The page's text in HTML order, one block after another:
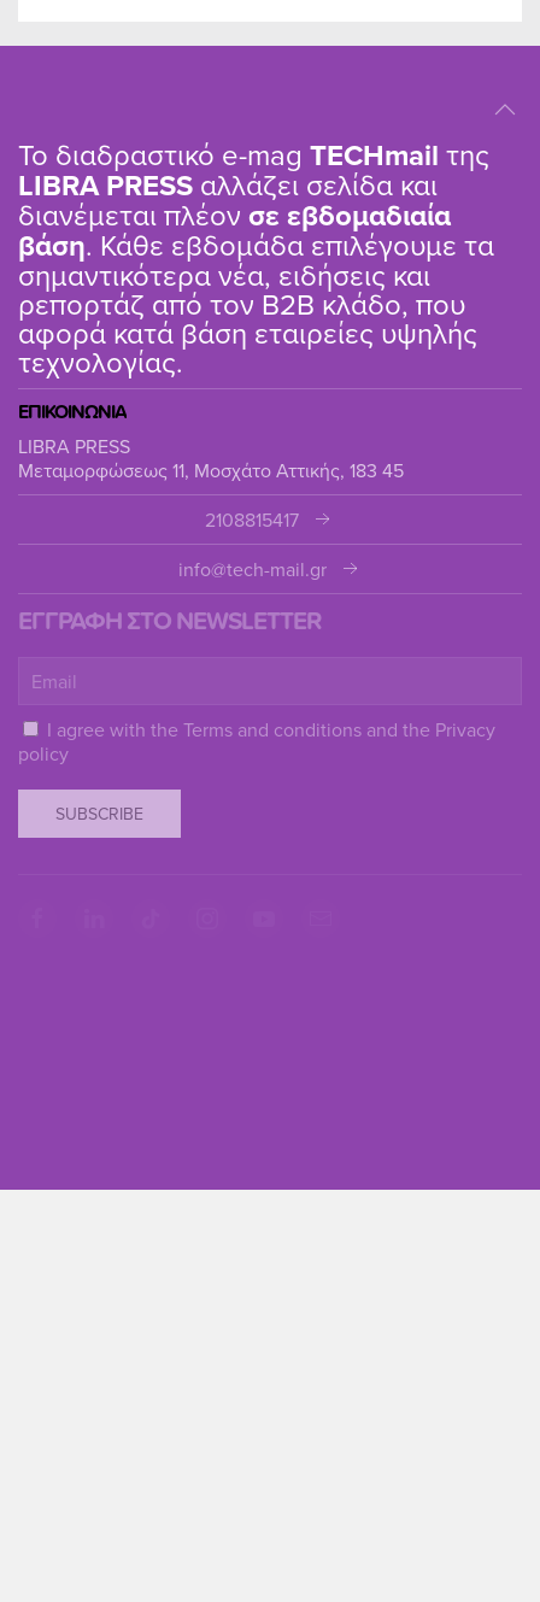
Το διαδραστικό e-mag TΕCHmail της
LIBRA PRESS αλλάζει σελίδα και
διανέμεται πλέον σε εβδομαδιαία
βάση. Κάθε εβδομάδα επιλέγουμε τα
σημαντικότερα νέα, ειδήσεις και
ρεπορτάζ από τον B2B κλάδο, που
αφορά κατά βάση εταιρείες υψηλής
τεχνολογίας.
ΕΠΙΚΟΙΝΩΝΙΑ
LIBRA PRESS
Μεταμορφώσεως 11, Μοσχάτο Αττικής, 183 45
2108815417
info@tech-mail.gr
ΕΓΓΡΑΦΗ ΣΤΟ NEWSLETTER
I agree with the Terms and conditions and the Privacy
policy
SUBSCRIBE